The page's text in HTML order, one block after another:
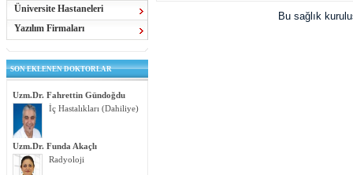
Üniversite Hastaneleri
Yazılım Firmaları
SON EKLENEN DOKTORLAR
Uzm.Dr. Fahrettin Gündoğdu
İç Hastalıkları (Dahiliye)
Uzm.Dr. Funda Akaçlı
Radyoloji
Bu sağlık